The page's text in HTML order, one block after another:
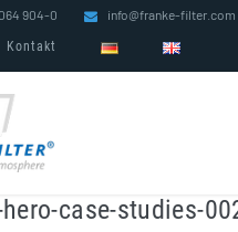
904-0 info@franke-filter.com
Kontakt
case-studies-